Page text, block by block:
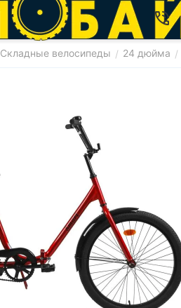
Складные велосипеды / 24 дюйма /